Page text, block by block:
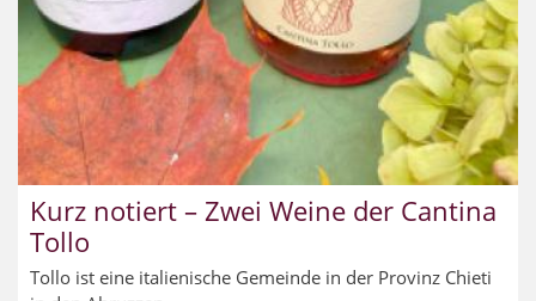
Kurz notiert – Zwei Weine der Cantina
Tollo
Tollo ist eine italienische Gemeinde in der Provinz Chieti